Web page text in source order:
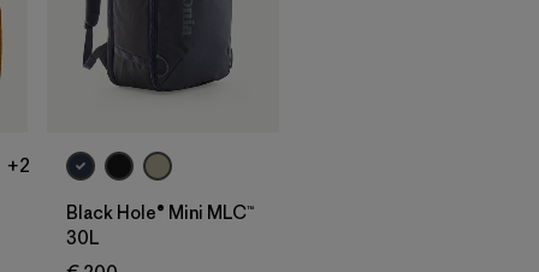
+2
Ajouter au
panier
Black Hole® Mini MLC™
30L